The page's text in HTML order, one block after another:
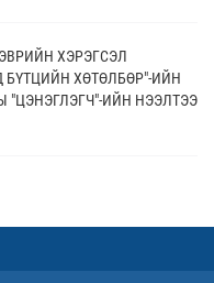
ХЭРЭГСЭЛ
БҮТЦИЙН ХӨТӨЛБӨР"-ИЙН
"ЦЭНЭГЛЭГЧ"-ИЙН НЭЭЛТЭЭ